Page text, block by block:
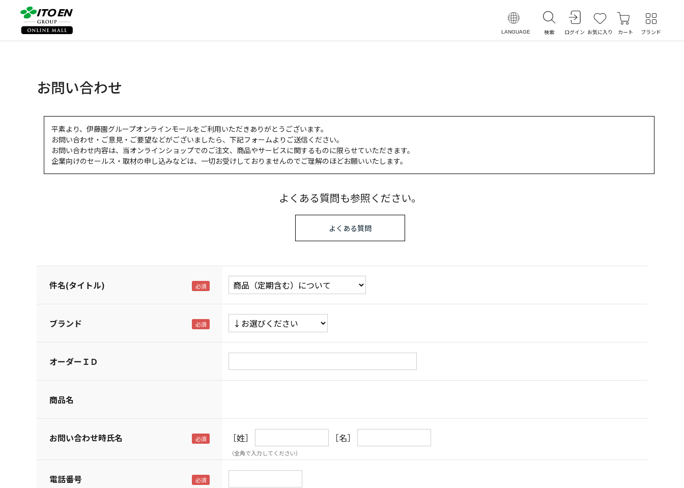
LANGUAGE 検索 ログイン お気に入り カート ブランド
お問い合わせ
平素より、伊藤園グループオンラインモールをご利用いただきありがとうございます。
お問い合わせ・ご意見・ご要望などがございましたら、下記フォームよりご送信ください。
お問い合わせ内容は、当オンラインショップでのご注文、商品やサービスに関するものに限らせていただきます。
企業向けのセールス・取材の申し込みなどは、一切お受けしておりませんのでご理解のほどお願いいたします。
よくある質問も参照ください。
よくある質問
件名(タイトル)
ブランド
オーダーＩＤ
商品名
お問い合わせ時氏名 ［姓］ ［名］
（全角で入力してください）
電話番号